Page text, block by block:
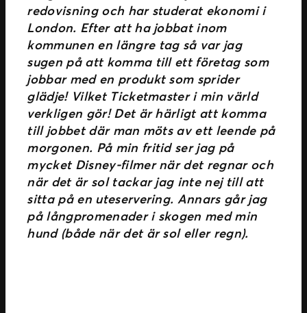
redovisning och har studerat ekonomi i
London. Efter att ha jobbat inom
kommunen en längre tag så var jag
sugen på att komma till ett företag som
jobbar med en produkt som sprider
glädje! Vilket Ticketmaster i min värld
verkligen gör! Det är härligt att komma
till jobbet där man möts av ett leende på
morgonen. På min fritid ser jag på
mycket Disney-filmer när det regnar och
när det är sol tackar jag inte nej till att
sitta på en uteservering. Annars går jag
på långpromenader i skogen med min
hund (både när det är sol eller regn).